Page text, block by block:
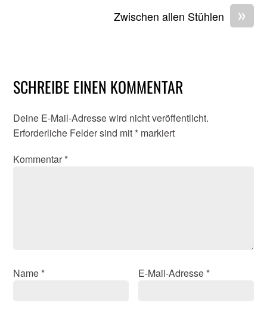
»
Zwischen allen Stühlen
SCHREIBE EINEN KOMMENTAR
Deine E-Mail-Adresse wird nicht veröffentlicht.
Erforderliche Felder sind mit * markiert
Kommentar *
Name * E-Mail-Adresse *